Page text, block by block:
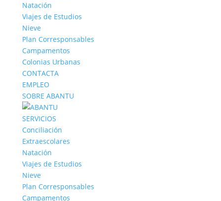
Natación
Viajes de Estudios
Nieve
Plan Corresponsables
Campamentos
Colonias Urbanas
CONTACTA
EMPLEO
SOBRE ABANTU
SERVICIOS
Conciliación
Extraescolares
Natación
Viajes de Estudios
Nieve
Plan Corresponsables
Campamentos